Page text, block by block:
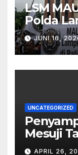
LSM
Polda
Semua
Islamic
JUNI 16,
UNCATEGORIZED
Mesuji
Digelar
APRIL 26,